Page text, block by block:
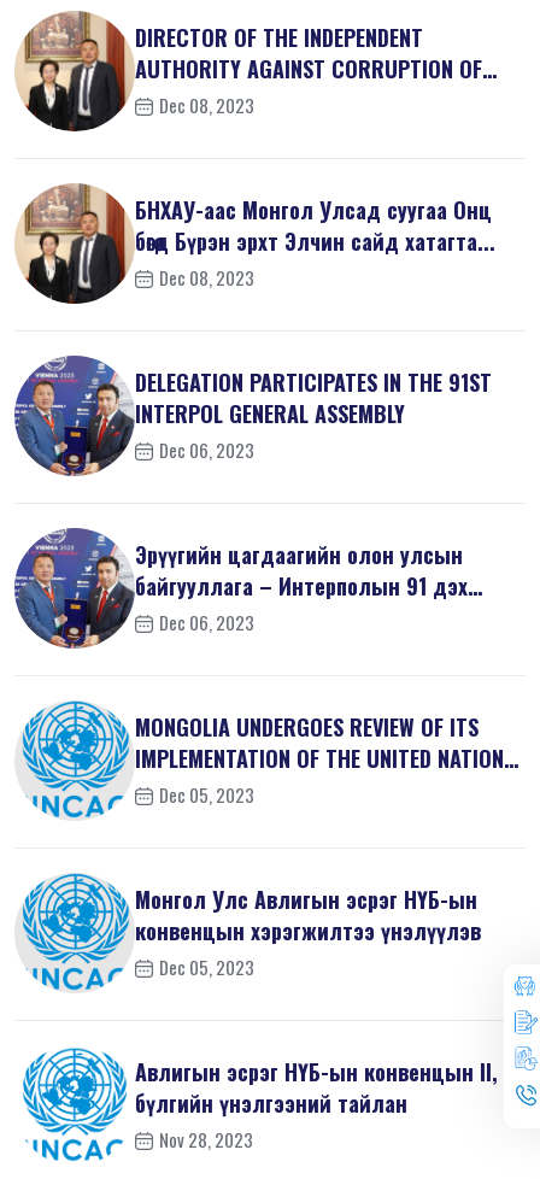
DIRECTOR OF THE INDEPENDENT
AUTHORITY AGAINST CORRUPTION OF
MONGOLIA M...
Dec 08, 2023
БНХАУ-аас Монгол Улсад суугаа Онц
бөгөөд Бүрэн эрхт Элчин сайд хатагта...
Dec 08, 2023
DELEGATION PARTICIPATES IN THE 91ST
INTERPOL GENERAL ASSEMBLY
Dec 06, 2023
Эрүүгийн цагдаагийн олон улсын
байгууллага – Интерполын 91 дэх
удаагий...
Dec 06, 2023
MONGOLIA UNDERGOES REVIEW OF ITS
IMPLEMENTATION OF THE UNITED NATIONS
... Dec 05, 2023
Монгол Улс Авлигын эсрэг НҮБ-ын
конвенцын хэрэгжилтээ үнэлүүлэв
Dec 05, 2023
Авлигын эсрэг НҮБ-ын конвенцын II, V
бүлгийн үнэлгээний тайлан
Nov 28, 2023